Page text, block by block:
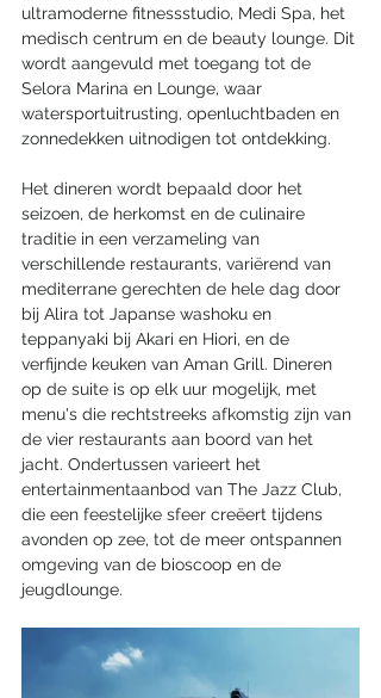
ultramoderne fitnessstudio, Medi Spa, het
medisch centrum en de beauty lounge. Dit
wordt aangevuld met toegang tot de
Selora Marina en Lounge, waar
watersportuitrusting, openluchtbaden en
zonnedekken uitnodigen tot ontdekking.
Het dineren wordt bepaald door het
seizoen, de herkomst en de culinaire
traditie in een verzameling van
verschillende restaurants, variërend van
mediterrane gerechten de hele dag door
bij Alira tot Japanse washoku en
teppanyaki bij Akari en Hiori, en de
verfijnde keuken van Aman Grill. Dineren
op de suite is op elk uur mogelijk, met
menu's die rechtstreeks afkomstig zijn van
de vier restaurants aan boord van het
jacht. Ondertussen varieert het
entertainmentaanbod van The Jazz Club,
die een feestelijke sfeer creëert tijdens
avonden op zee, tot de meer ontspannen
omgeving van de bioscoop en de
jeugdlounge.